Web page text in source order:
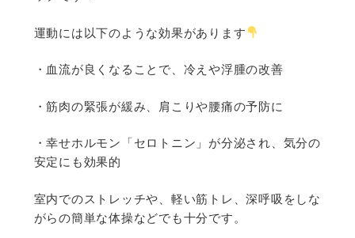
運動には以下のような効果があります
・血流が良くなることで、冷えや浮腫の改善
・筋肉の緊張が緩み、肩こりや腰痛の予防に
・幸せホルモン「セロトニン」が分泌され、気分の
安定にも効果的
室内でのストレッチや、軽い筋トレ、深呼吸をしな
がらの簡単な体操などでも十分です。